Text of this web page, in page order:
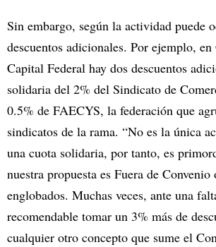
Sin embargo, según la actividad puede
descuentos adicionales. Por ejemplo,
Capital Federal hay dos descuentos
solidaria del 2% del Sindicato de
0.5% de FAECYS, la federación que
sindicatos de la rama. “No es la única
una cuota solidaria, por tanto, es
nuestra propuesta es Fuera de Convenio
englobados. Muchas veces, ante una
recomendable tomar un 3% más de
cualquier otro concepto que sume el